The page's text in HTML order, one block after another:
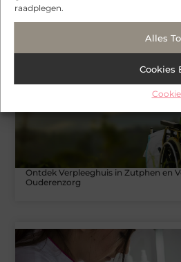
raadplegen.
Alles
Cookies
Ontdek Verpleeghuis in Zutphen en
Ouderenzorg